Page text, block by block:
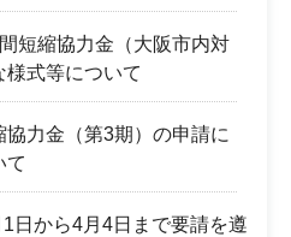
短縮協力金（大阪市内対
式等について
力金（第3期）の申請に
て
日から4月4日まで要請を遵